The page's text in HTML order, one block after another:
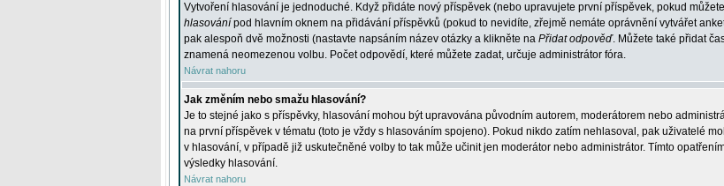
Vytvoření hlasování je jednoduché. Když přidáte nový příspěvek (nebo upravujete první příspěvek, pokud
hlasování pod hlavním oknem na přidávání příspěvků (pokud to nevidíte, zřejmě nemáte oprávnění vytvářet
pak alespoň dvě možnosti (nastavte napsáním název otázky a klikněte na Přidat odpověď. Můžete také přidat
znamená neomezenou volbu. Počet odpovědí, které můžete zadat, určuje administrátor fóra.
Návrat nahoru
Jak změním nebo smažu hlasování?
Je to stejné jako s příspěvky, hlasování mohou být upravována původním autorem, moderátorem nebo
na první příspěvek v tématu (toto je vždy s hlasováním spojeno). Pokud nikdo zatím nehlasoval, pak uživatelé
v hlasování, v případě již uskutečněné volby to tak může učinit jen moderátor nebo administrátor. Tímto
výsledky hlasování.
Návrat nahoru